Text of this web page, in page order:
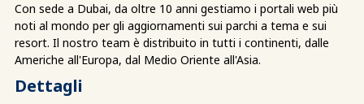
Con sede a Dubai, da oltre 10 anni gestiamo i portali web più
noti al mondo per gli aggiornamenti sui parchi a tema e sui
resort. Il nostro team è distribuito in tutti i continenti, dalle
Americhe all'Europa, dal Medio Oriente all'Asia.
Dettagli